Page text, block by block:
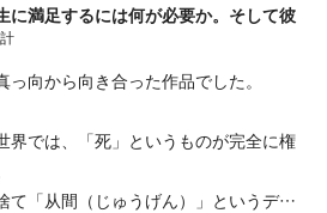
に満足するには何が必要か。そして彼
向から向き合った作品でした。
では、「死」というものが完全に権
て「从間（じゅうげん）」というデ…